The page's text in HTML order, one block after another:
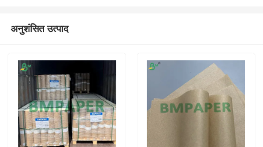
अनुशंसित उत्पाद